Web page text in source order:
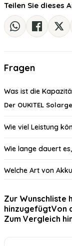
Teilen Sie dieses
Fragen
Was ist die
Der OUKITEL
Wie viel Leistung
Wie lange dauert
Welche Art von
Was ist die
Zur Wunschliste
hinzugefügtVon
Zum Vergleich